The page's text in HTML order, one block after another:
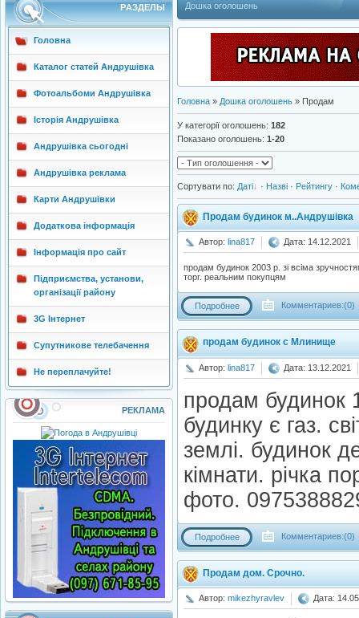
РAЗДЕЛЫ
Головна
Каталог статей Андрушівка
Фотоальбоми Андрушівка
Історія Андрушівка
Андрушівка сьогодні
Андрушівка реклама
Карти Андрушівки
Додаткова інформація
Інформація про сайт
Підприємства, установи,
організації району
3G Інтернет
Супутникове телебачення
Не переплачуйте!
РЕКЛАМА
Дошка оголошень
Головна » Дошка оголошень » Продам
У категорії оголошень: 182
Показано оголошень: 1-20
Сортувати по: Даті · Назві · Рейтингу ·
Продам будинок м..Андрушівка
Автор: lina817 Дата: 14.12.2021
продам будинок 2003 р. зі всіма
торг. реальним покупцям
Подробнее Комментариев:(0)
продам будинок с Млинище
Автор: lina817 Дата: 13.12.2021
продам будинок
будинку є газ.
землі. будинок
кімнати. річка
фото.
Подробнее Комментариев:(0)
Продам дом. Срочно.
Автор: mikezhyravlev Дата: